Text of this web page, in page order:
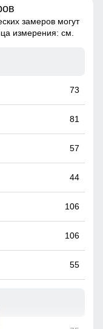
замеров могут
измерения: см.
73
81
57
44
106
106
55